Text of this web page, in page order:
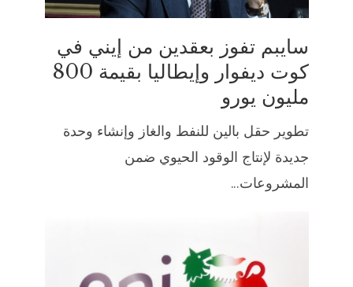
سايبم تفوز بعقدين من إيني في
كوت ديفوار وإيطاليا بقيمة 800
مليون يورو
تطوير حقل بالين للنفط والغاز وإنشاء وحدة
جديدة لإنتاج الوقود الحيوي ضمن
المشروعات...